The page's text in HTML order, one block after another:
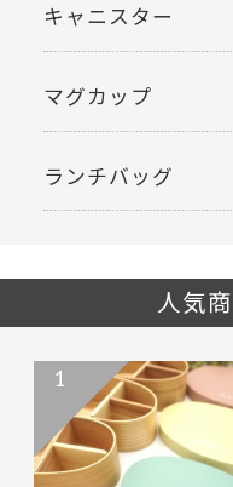
キャニスター
マグカップ
ランチバッグ
人気
1